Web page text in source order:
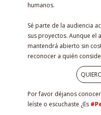
humanos.
Sé parte de la audiencia
sus proyectos. Aunque el
mantendrá abierto sin
reconocer a quién
Por favor déjanos
leíste o escuchaste ¿Es